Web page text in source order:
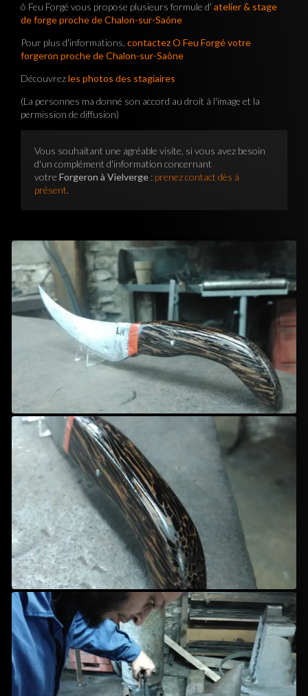
ô Feu Forgé vous propose plusieurs formule d' atelier & stage
de forge proche de Chalon-sur-Saône
Pour plus d'informations, contactez O Feu Forgé votre
forgeron proche de Chalon-sur-Saône
Découvrezles photos des stagiaires
(La personnes ma donné son accord au droit à l'image et la
permission de diffusion)
Vous souhaitant une agréable visite, si vous avez besoin
d'un complément d'information concernant
votre Forgeron à Vielverge : prenez contact dès à
présent.